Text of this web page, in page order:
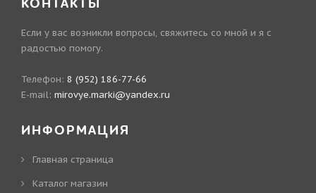
КОНТАКТЫ
Если у вас возникли вопросы, свяжитесь со мной и я с
радостью помогу.
Телефон: 8 (952) 186-77-66
E-mail: mirovye.marki@yandex.ru
ИНФОРМАЦИЯ
Главная страница
Каталог магазин